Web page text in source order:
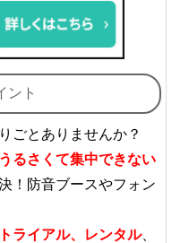
ント
ごとありませんか？
るさくて集中できない
！防音ブースやフォン
ライアル、レンタル、